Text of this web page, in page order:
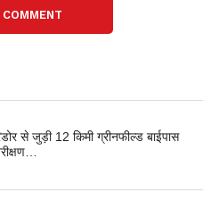
से जुड़ी 12 किमी ग्रीनफील्ड बाईपास